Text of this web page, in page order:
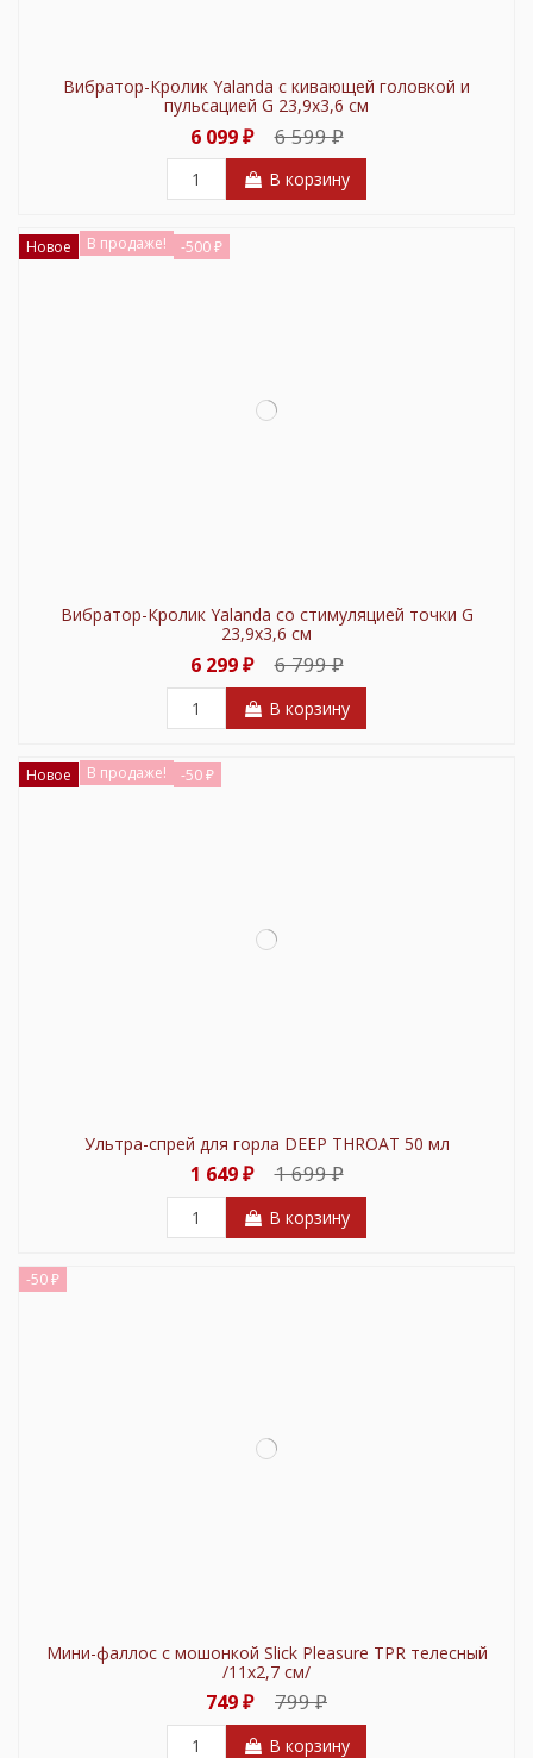
Вибратор-Кролик Yalanda с кивающей головкой и
пульсацией G 23,9х3,6 см
6 099 ₽ 6 599 ₽
В корзину
В продаже! -500 ₽
Новое
Вибратор-Кролик Yalanda со стимуляцией точки G
23,9х3,6 см
6 299 ₽ 6 799 ₽
В корзину
В продаже! -50 ₽
Новое
Ультра-спрей для горла DEEP THROAT 50 мл
1 649 ₽ 1 699 ₽
В корзину
-50 ₽
Мини-фаллос с мошонкой Slick Pleasure TPR телесный
/11х2,7 см/
749 ₽ 799 ₽
В корзину